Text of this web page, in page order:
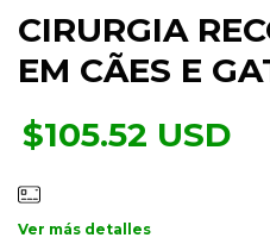
CIRURGIA
EM CÃES E
$105.52 USD
Ver más detalles